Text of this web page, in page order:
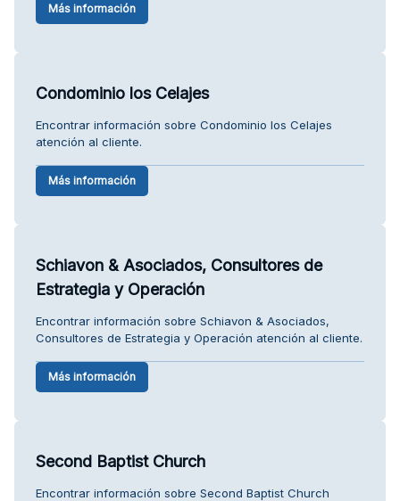
Más información
Condominio los Celajes
Encontrar información sobre Condominio los Celajes
atención al cliente.
Más información
Schiavon & Asociados, Consultores de
Estrategia y Operación
Encontrar información sobre Schiavon & Asociados,
Consultores de Estrategia y Operación atención al cliente.
Más información
Second Baptist Church
Encontrar información sobre Second Baptist Church